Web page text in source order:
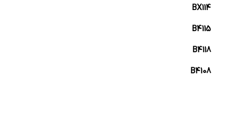
BX114
B4115
B4118
B4108